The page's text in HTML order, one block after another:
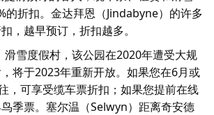
的折扣。金达拜恩（Jindabyne）的许多
，越早预订，折扣越多。
雪度假村， 该公园在2020年遭受大规
将于2023年重新开放。如果您在6月或
，可享受缆车票折扣；如果您提前在线
季票。塞尔温（Selwyn）距离奇安德